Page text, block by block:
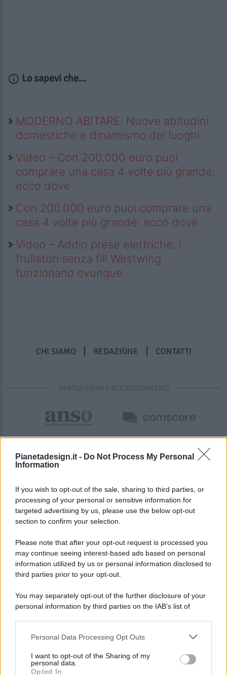
Pianetadesign.it - Do Not Process My Personal
Information
If you wish to opt-out of the sale, sharing to third parties, or
processing of your personal or sensitive information for
targeted advertising by us, please use the below opt-out
section to confirm your selection.
Please note that after your opt-out request is processed you
may continue seeing interest-based ads based on personal
information utilized by us or personal information disclosed to
third parties prior to your opt-out.
You may separately opt-out of the further disclosure of your
personal information by third parties on the IAB’s list of
This information may also be disclosed by us to third parties
disclose it to other third parties.
Personal Data Processing Opt Outs
I want to opt-out of the Sharing of my
personal data.
Opted In
Lo sapevi che...
MODERNO ABITARE: Nuove abitudini
domestiche e dinamismo dei luoghi
Video – Con 200.000 euro puoi
comprare una casa 4 volte più grande:
ecco dove
Con 200.000 euro puoi comprare una
casa 4 volte più grande: ecco dove
Video – Addio prese elettriche: i
frullatori senza fili Westwing
funzionano ovunque
CHI SIAMO REDAZIONE CONTATTI
PARTNERSHIP E ACCREDITAMENTI
© 2026 - Pianeta Design - P.IVA 04827280654 - Testata
Registrata Al Tribunale Di Nocera Inferiore N. 8/2020 - RG N.
ISCRIZIONE AL ROC N. 35792 – ISCRITTA ALL’ANSO
(ASSOCIAZIONE NAZIONALE STAMPA ONLINE)
PREFERENZE PRIVACY